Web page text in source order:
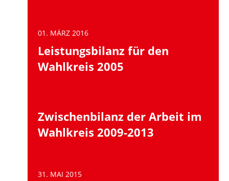
01. MÄRZ 2016
Leistungsbilanz für den
Wahlkreis 2005
Zwischenbilanz der Arbeit im
Wahlkreis 2009-2013
31. MAI 2015